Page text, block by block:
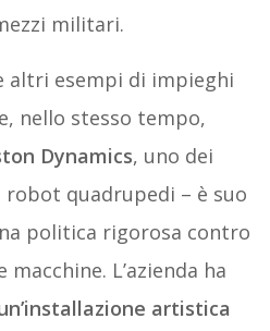
militari.
esempi di impieghi
nello stesso tempo,
Dynamics, uno dei
quadrupedi – è suo
politica rigorosa contro
L’azienda ha
artistica